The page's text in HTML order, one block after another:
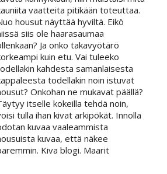
vaatteita pitikään toteuttaa.
housut näyttää hyviltä. Eikö
siis ole haarasaumaa
Ja onko takavyötärö
kuin etu. Vai tuleeko
kahdesta samanlaisesta
todellakin noin istuvat
Onkohan ne mukavat päällä?
itselle kokeilla tehdä noin,
tulla ihan kivat arkipökät. Innolla
kuvaa vaaleammista
kuvaa, että näkee
Kiva blogi. Maarit